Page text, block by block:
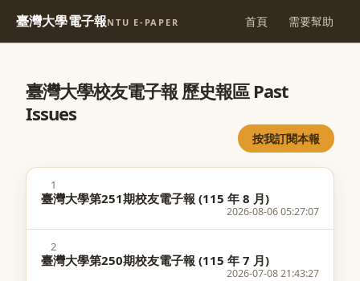
臺灣大學電子報NTU E-PAPER 首頁 需要幫助
臺灣大學校友電子報 歷史報區 Past
Issues
按我訂閱本報
1
臺灣大學第251期校友電子報 (115 年 8 月)
2026-08-06 05:27:07
2
臺灣大學第250期校友電子報 (115 年 7 月)
2026-07-08 21:43:27